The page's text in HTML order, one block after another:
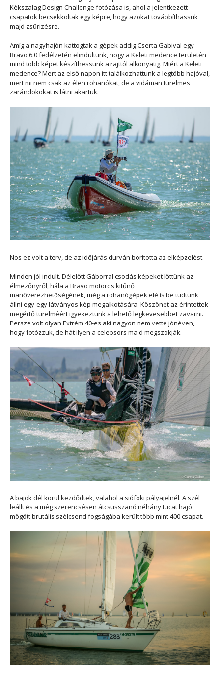
Kékszalag Design Challenge fotózása is, ahol a jelentkezett
csapatok becsekkoltak egy képre, hogy azokat továbbíthassuk
majd zsűrizésre.
Amíg a nagyhajón kattogtak a gépek addig Cserta Gabival egy
Bravo 6.0 fedélzetén elindultunk, hogy a Keleti medence területén
mind több képet készíthessünk a rajttól alkonyatig. Miért a Keleti
medence? Mert az első napon itt találkozhattunk a legtöbb hajóval,
mert mi nem csak az élen rohanókat, de a vidáman türelmes
zarándokokat is látni akartuk.
Nos ez volt a terv, de az időjárás durván borította az elképzelést.
Minden jól indult. Délelőtt Gáborral csodás képeket lőttünk az
élmezőnyről, hála a Bravo motoros kitűnő
manőverezhetőségének, még a rohanógépek elé is be tudtunk
állni egy-egy látványos kép megalkotására. Köszönet az érintettek
megértő türelméért igyekeztünk a lehető legkevesebbet zavarni.
Persze volt olyan Extrém 40-es aki nagyon nem vette jónéven,
hogy fotózzuk, de hát ilyen a celebsors majd megszokják.
A bajok dél körül kezdődtek, valahol a siófoki pályajelnél. A szél
leállt és a még szerencsésen átcsusszanó néhány tucat hajó
mögött brutális szélcsend fogságába került több mint 400 csapat.